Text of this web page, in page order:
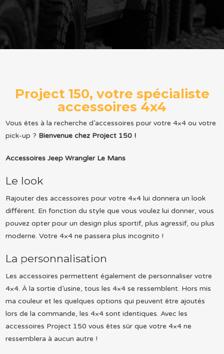
Project 150, votre spécialiste
accessoires 4x4
Vous êtes à la recherche d’accessoires pour votre 4×4 ou votre
pick-up ? Bienvenue chez Project 150 !
Accessoires Jeep Wrangler Le Mans
Le look
Rajouter des accessoires pour votre 4×4 lui donnera un look
différent. En fonction du style que vous voulez lui donner, vous
pouvez opter pour un design plus sportif, plus agressif, ou plus
moderne. Votre 4×4 ne passera plus incognito !
La personnalisation
Les accessoires permettent également de personnaliser votre
4×4. À la sortie d’usine, tous les 4×4 se ressemblent. Hors mis
ma couleur et les quelques options qui peuvent être ajoutés
lors de la commande, les 4×4 sont identiques. Avec les
accessoires Project 150 vous êtes sûr que votre 4×4 ne
ressemblera à aucun autre !